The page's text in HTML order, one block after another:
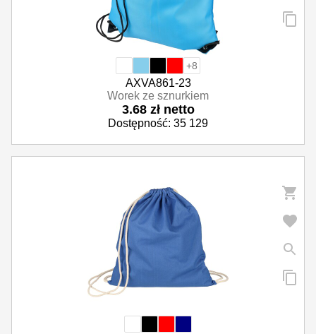
+8
AXVA861-23
Worek ze sznurkiem
3.68 zł netto
Dostępność: 35 129